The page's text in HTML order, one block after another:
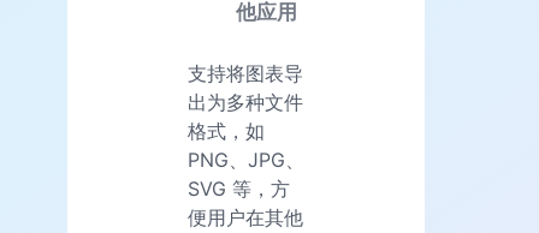
他应用
支持将图表导
出为多种文件
格式，如
PNG、JPG、
SVG 等，方
便用户在其他